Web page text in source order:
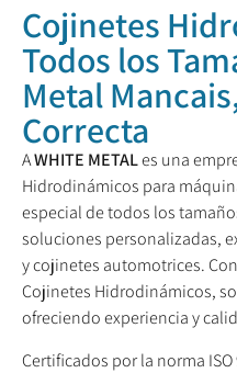
Cojinetes
Todos los
Metal
Correcta
AWHITE METALes una
Hidrodinámicos para
especial de todos los
soluciones personalizadas,
y cojinetes automotrices.
Cojinetes Hidrodinámicos,
ofreciendo experiencia y
Certificados por la norma ISO